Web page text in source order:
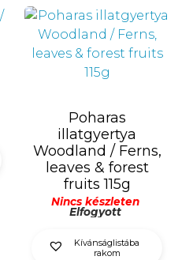
Poharas
illatgyertya
Woodland / Ferns,
leaves & forest
fruits 115g
Nincs készleten
Elfogyott
Kívánságlistába
rakom